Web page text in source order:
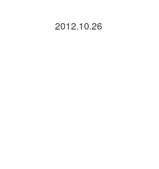
2012.10.26